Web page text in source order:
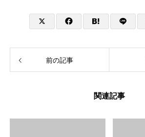
前の記事
関連記事